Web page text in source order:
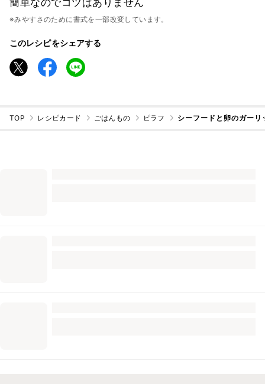
※みやすさのために書式を一部改変しています。
このレシピをシェアする
TOP レシピカード ごはんもの ピラフ シーフードと卵のガー